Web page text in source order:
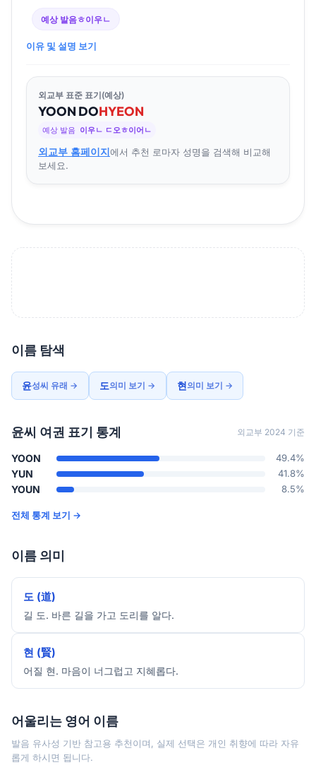
예상 발음ㅎ이우ㄴ
이유 및 설명 보기
외교부 표준 표기(예상)
YOON DOHYEON
예상 발음 이우ㄴ ㄷ오ㅎ이어ㄴ
외교부 홈페이지에서 추천 로마자 성명을 검색해 비교해
보세요.
이름 탐색
윤성씨 유래 → 도의미 보기 → 현의미 보기 →
윤씨 여권 표기 통계 외교부 2024 기준
YOON 49.4%
YUN 41.8%
YOUN 8.5%
전체 통계 보기 →
이름 의미
도 (道)
길 도. 바른 길을 가고 도리를 알다.
현 (賢)
어질 현. 마음이 너그럽고 지혜롭다.
어울리는 영어 이름
발음 유사성 기반 참고용 추천이며, 실제 선택은 개인 취향에 따라 자유
롭게 하시면 됩니다.